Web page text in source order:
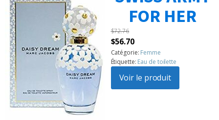
FOR HER
$72.76
Le
prix
initial
était :
$72.76.
$56.70Le
prix
actuel
est :
$56.70.
Catégorie: Femme
Étiquette: Eau de toilette
Voir le produit